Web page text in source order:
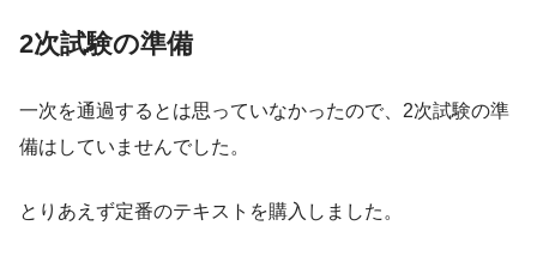
2次試験の準備
一次を通過するとは思っていなかったので、2次試験の準
備はしていませんでした。
とりあえず定番のテキストを購入しました。